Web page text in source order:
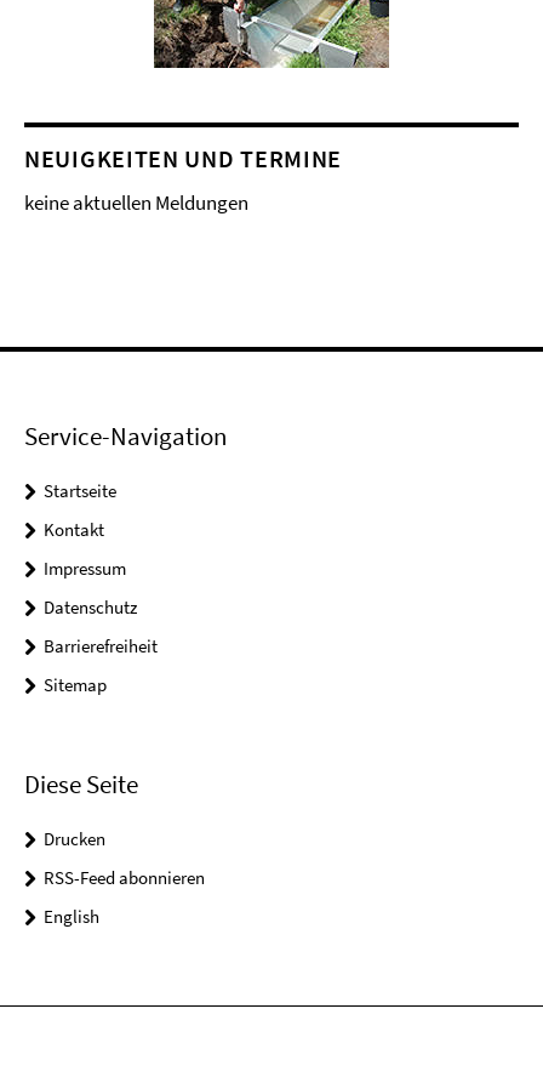
NEUIGKEITEN UND TERMINE
keine aktuellen Meldungen
Service-Navigation
Startseite
Kontakt
Impressum
Datenschutz
Barrierefreiheit
Sitemap
Diese Seite
Drucken
RSS-Feed abonnieren
English